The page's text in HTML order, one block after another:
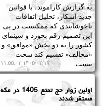
به گزارش کاراموند، با قوانین
جدید اسکار، تحلیل اتفاقات
ناخوشایندی که ممکنست در پی
این تصمیم رقم بخورد و سینمای
کشور را به دو بخش «موافق» و
«مخالف» تقسیم کند سخت
نیست.
۱۴۰۵/۰۲/۱۷ ۱۱:۵۵:۰۳
اولین زوار حج تمتع 1405 در مکه
مستقر شدند